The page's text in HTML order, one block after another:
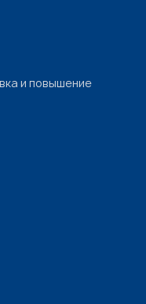
и повышение